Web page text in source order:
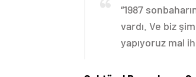
“1987
vardı. Ve biz
yapıyoruz mal